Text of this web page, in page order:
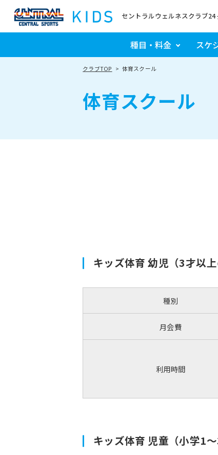
セントラルウェルネスクラブ24
種目・料金 スケ
クラブTOP 体育スクール
体育スクール
キッズ体育 幼児（3才以上
種別
月会費
利用時間
キッズ体育 児童（小学1〜